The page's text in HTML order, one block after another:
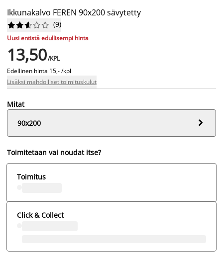
Ikkunakalvo FEREN 90x200 sävytetty





 (9)
Uusi entistä edullisempi hinta
13,50/KPL
Edellinen hinta 15,- /kpl
Lisäksi mahdolliset toimituskulut
Mitat
90x200

Toimitetaan vai noudat itse?
Toimitus
Click & Collect